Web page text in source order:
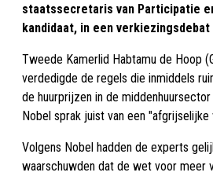
staatssecretaris van Participatie
kandidaat, in een verkiezingsdebat
Tweede Kamerlid Habtamu de Hoop
verdedigde de regels die inmiddels
de huurprijzen in de
Nobel sprak juist van een "afgrijselijke
Volgens Nobel hadden de experts
waarschuwden dat de wet voor meer